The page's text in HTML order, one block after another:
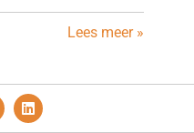
Lees meer »